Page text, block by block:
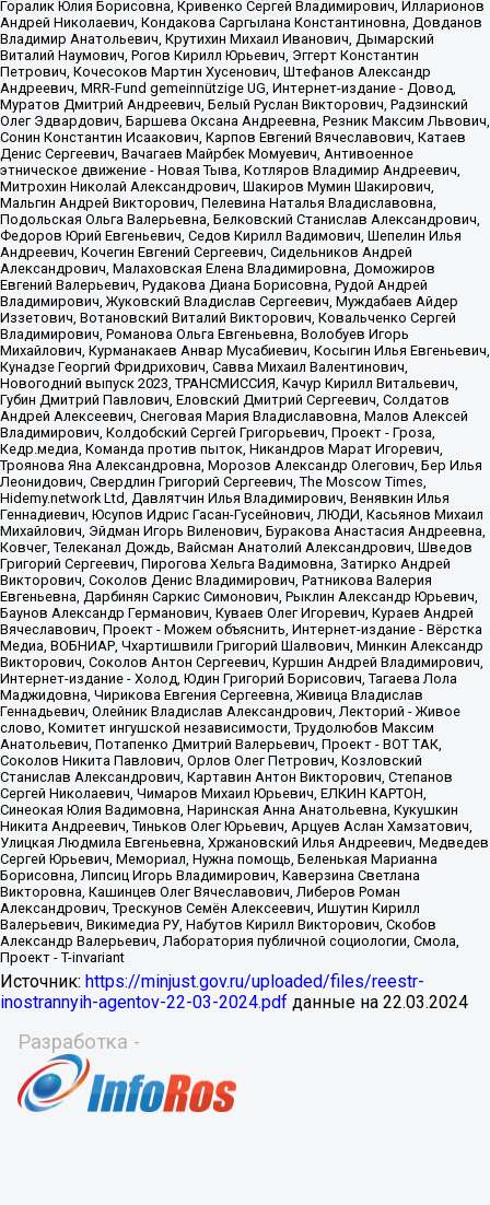
Источник: https://minjust.gov.ru/uploaded/files/reestr-
inostrannyih-agentov-22-03-2024.pdf данные на 22.03.2024
Разработка -